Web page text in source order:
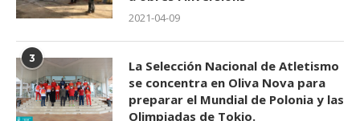
2021-04-09
3
La Selección Nacional de Atletismo
se concentra en Oliva Nova para
preparar el Mundial de Polonia y las
Olimpiadas de Tokio.